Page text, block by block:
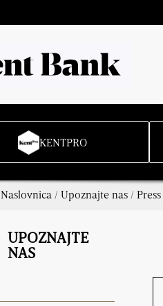
KENTPRO
Naslovnica / Upoznajte nas / Press
UPOZNAJTE
NAS